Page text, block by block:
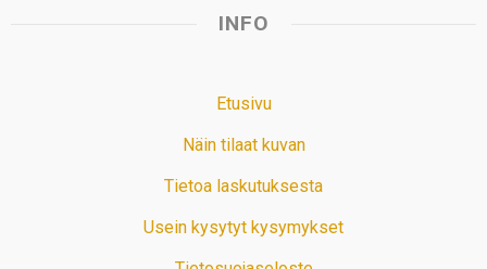
INFO
Etusivu
Näin tilaat kuvan
Tietoa laskutuksesta
Usein kysytyt kysymykset